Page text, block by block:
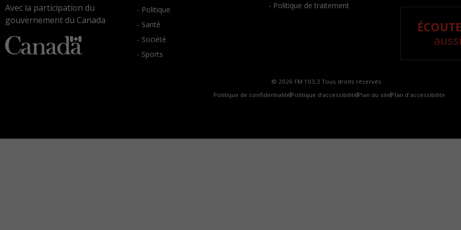
Avec la participation du
gouvernement du Canada
- Politique
- Santé
- Société
- Sports
- Politique de traitement
© 2026 FM 103,3 Tous droits réservés.
Politique de confidentialité Politique d’accessibilité Plan du site Plan d'accessibilite